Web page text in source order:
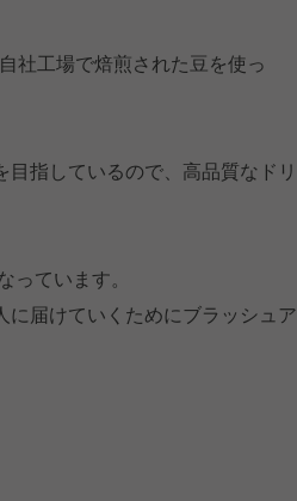
社工場で焙煎された豆を使っ
指しているので、高品質なドリ
ています。
届けていくためにブラッシュア